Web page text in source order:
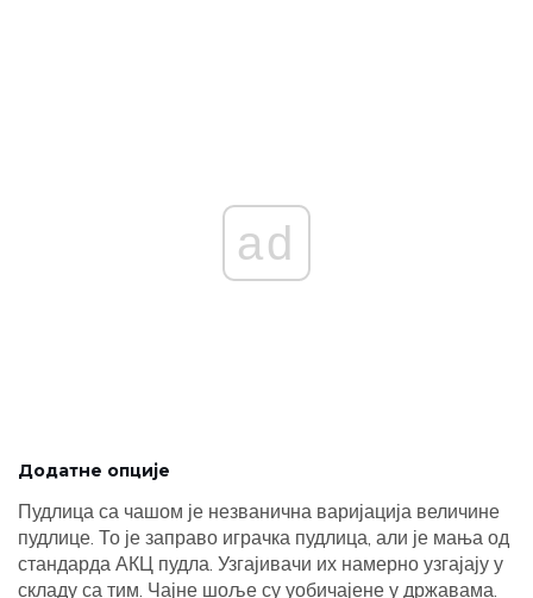
ad
Додатне опције
Пудлица са чашом је незванична варијација величине
пудлице. То је заправо играчка пудлица, али је мања од
стандарда АКЦ пудла. Узгајивачи их намерно узгајају у
складу са тим. Чајне шоље су уобичајене у државама.